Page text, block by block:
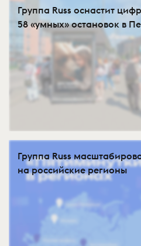
Группа Russ оснастит
58 «умных» остановок в
Группа Russ
на российские регионы